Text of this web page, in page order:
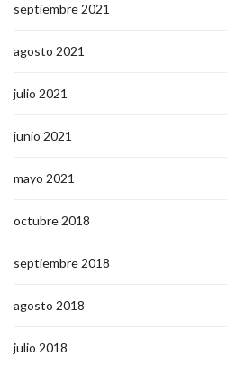
septiembre 2021
agosto 2021
julio 2021
junio 2021
mayo 2021
octubre 2018
septiembre 2018
agosto 2018
julio 2018